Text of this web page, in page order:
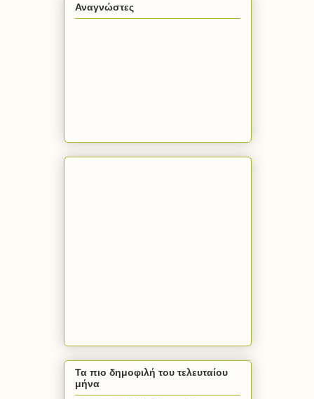
Αναγνώστες
Τα πιο δημοφιλή του τελευταίου
μήνα